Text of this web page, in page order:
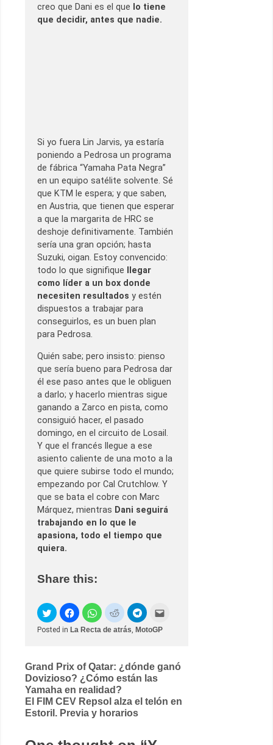
creo que Dani es el que lo tiene
que decidir, antes que nadie.
Si yo fuera Lin Jarvis, ya estaría
poniendo a Pedrosa un programa
de fábrica “Yamaha Pata Negra”
en un equipo satélite solvente. Sé
que KTM le espera; y que saben,
en Austria, que tienen que esperar
a que la margarita de HRC se
deshoje definitivamente. También
sería una gran opción; hasta
Suzuki, oigan. Estoy convencido:
todo lo que signifique llegar
como líder a un box donde
necesiten resultados y estén
dispuestos a trabajar para
conseguirlos, es un buen plan
para Pedrosa.
Quién sabe; pero insisto: pienso
que sería bueno para Pedrosa dar
él ese paso antes que le obliguen
a darlo; y hacerlo mientras sigue
ganando a Zarco en pista, como
consiguió hacer, el pasado
domingo, en el circuito de Losail.
Y que el francés llegue a ese
asiento caliente de una moto a la
que quiere subirse todo el mundo;
empezando por Cal Crutchlow. Y
que se bata el cobre con Marc
Márquez, mientras Dani seguirá
trabajando en lo que le
apasiona, todo el tiempo que
quiera.
Share this:
Posted in La Recta de atrás, MotoGP
Post
navigation
Grand Prix of Qatar: ¿dónde ganó
Dovizioso? ¿Cómo están las
Yamaha en realidad?
El FIM CEV Repsol alza el telón en
Estoril. Previa y horarios